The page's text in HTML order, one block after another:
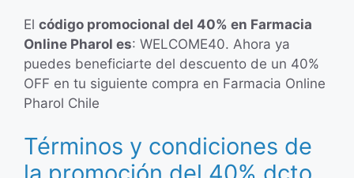
El código promocional del 40% en Farmacia
Online Pharol es: WELCOME40. Ahora ya
puedes beneficiarte del descuento de un 40%
OFF en tu siguiente compra en Farmacia Online
Pharol Chile
Términos y condiciones de